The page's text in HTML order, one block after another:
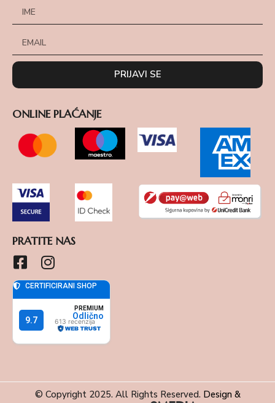
PRIJAVI SE
ONLINE PLAĆANJE
PRATITE NAS
© Copyright 2025. All Rights Reserved. Design &